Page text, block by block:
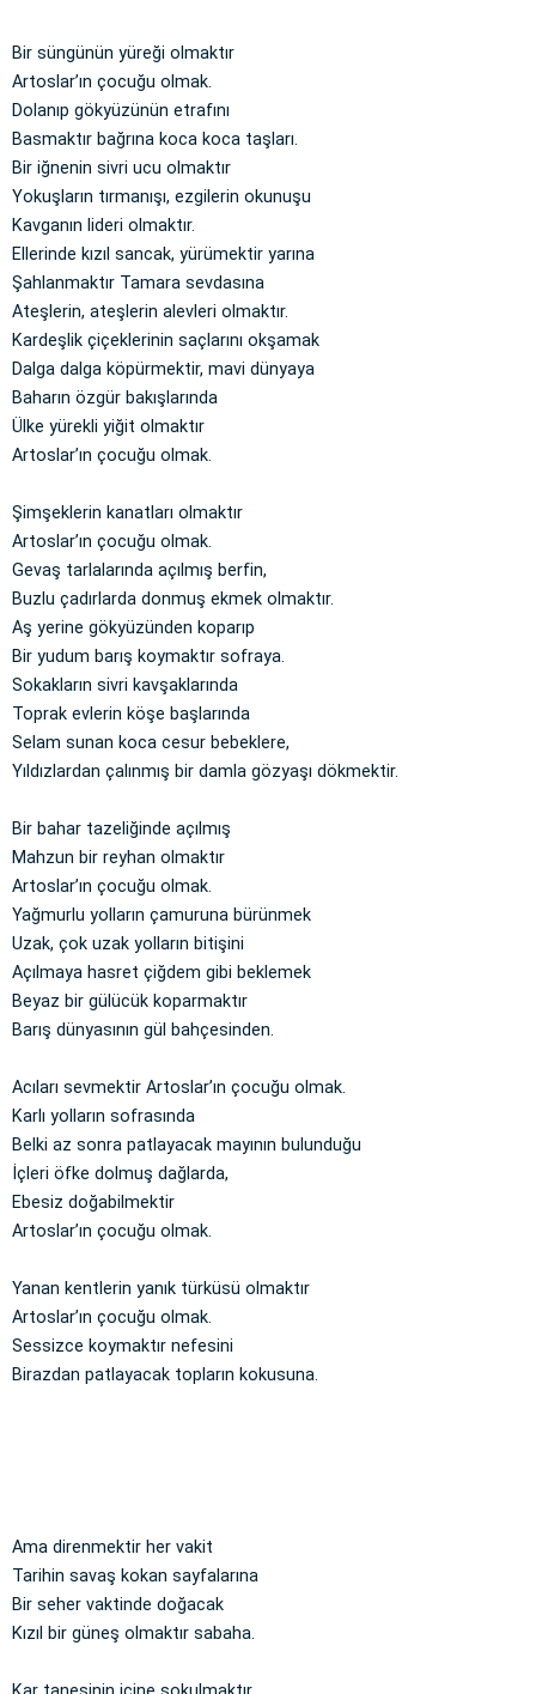
Bir süngünün yüreği olmaktır
Artoslar’ın çocuğu olmak.
Dolanıp gökyüzünün etrafını
Basmaktır bağrına koca koca taşları.
Bir iğnenin sivri ucu olmaktır
Yokuşların tırmanışı, ezgilerin okunuşu
Kavganın lideri olmaktır.
Ellerinde kızıl sancak, yürümektir yarına
Şahlanmaktır Tamara sevdasına
Ateşlerin, ateşlerin alevleri olmaktır.
Kardeşlik çiçeklerinin saçlarını okşamak
Dalga dalga köpürmektir, mavi dünyaya
Baharın özgür bakışlarında
Ülke yürekli yiğit olmaktır
Artoslar’ın çocuğu olmak.
Şimşeklerin kanatları olmaktır
Artoslar’ın çocuğu olmak.
Gevaş tarlalarında açılmış berfin,
Buzlu çadırlarda donmuş ekmek olmaktır.
Aş yerine gökyüzünden koparıp
Bir yudum barış koymaktır sofraya.
Sokakların sivri kavşaklarında
Toprak evlerin köşe başlarında
Selam sunan koca cesur bebeklere,
Yıldızlardan çalınmış bir damla gözyaşı dökmektir.
Bir bahar tazeliğinde açılmış
Mahzun bir reyhan olmaktır
Artoslar’ın çocuğu olmak.
Yağmurlu yolların çamuruna bürünmek
Uzak, çok uzak yolların bitişini
Açılmaya hasret çiğdem gibi beklemek
Beyaz bir gülücük koparmaktır
Barış dünyasının gül bahçesinden.
Acıları sevmektir Artoslar’ın çocuğu olmak.
Karlı yolların sofrasında
Belki az sonra patlayacak mayının bulunduğu
İçleri öfke dolmuş dağlarda,
Ebesiz doğabilmektir
Artoslar’ın çocuğu olmak.
Yanan kentlerin yanık türküsü olmaktır
Artoslar’ın çocuğu olmak.
Sessizce koymaktır nefesini
Birazdan patlayacak topların kokusuna.
Ama direnmektir her vakit
Tarihin savaş kokan sayfalarına
Bir seher vaktinde doğacak
Kızıl bir güneş olmaktır sabaha.